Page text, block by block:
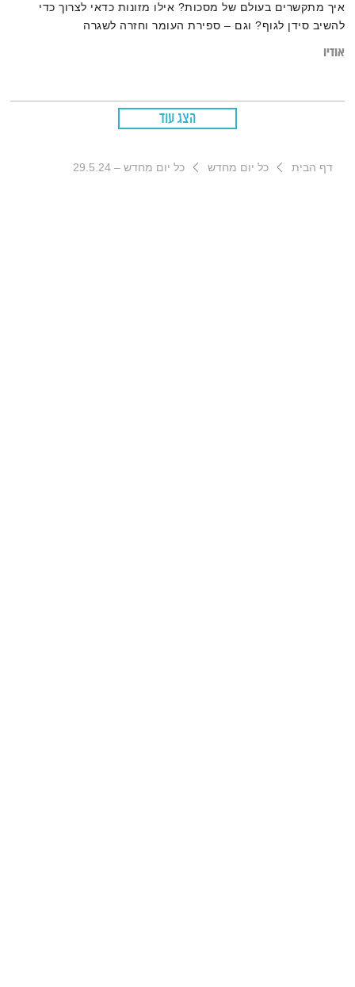
איך מתקשרים בעולם של מסכות? אילו מזונות כדאי לצרוך כדי
להשיב סידן לגוף? וגם – ספירת העומר וחזרה לשגרה
אודיו
הצג עוד
דף הבית כל יום מחדש כל יום מחדש – 29.5.24